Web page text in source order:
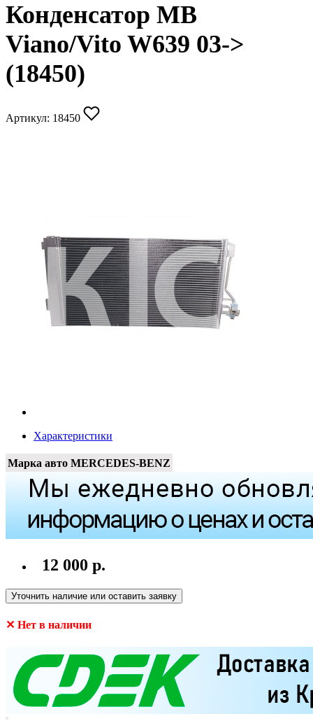
Конденсатор MB
Viano/Vito W639 03->
(18450)
Артикул: 18450
Характеристики
Марка авто MERCEDES-BENZ
12 000 р.
Уточнить наличие или оставить заявку
✕ Нет в наличии